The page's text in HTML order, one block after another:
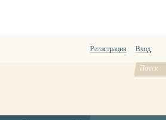
Регистрация Вход